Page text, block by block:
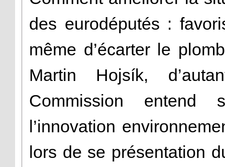
des eurodéputés :
même d’écarter le
Martin Hojsík,
Commission entend
l’innovation
lors de se présentation